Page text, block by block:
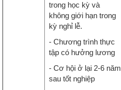
trong học kỳ và
không giới hạn trong
kỳ nghỉ lễ.
- Chương trình thực
tập có hưởng lương
- Cơ hội ở lại 2-6 năm
sau tốt nghiệp